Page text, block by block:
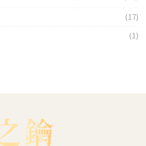
(17)
(1)